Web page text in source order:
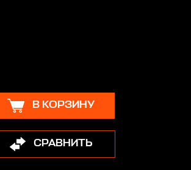
В КОРЗИНУ
СРАВНИТЬ